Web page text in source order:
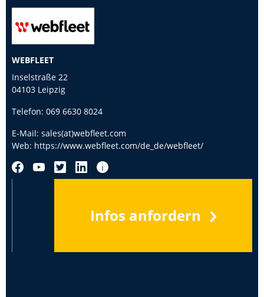
WEBFLEET
Inselstraße 22
04103 Leipzig
Telefon: 069 6630 8024
E-Mail: sales(at)webfleet.com
Web: https://www.webfleet.com/de_de/webfleet/
Infos anfordern